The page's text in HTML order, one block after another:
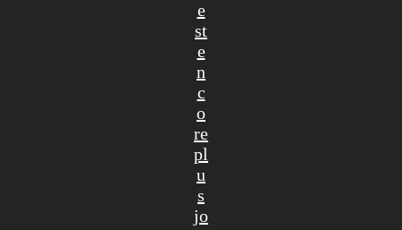
e
st
e
n
c
o
re
pl
u
s
jo